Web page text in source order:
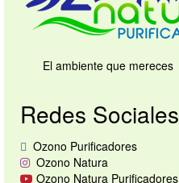
Tienda
El ambiente que mereces
Redes Sociales
Ozono Purificadores
Ozono Natura
Ozono Natura Purificadores